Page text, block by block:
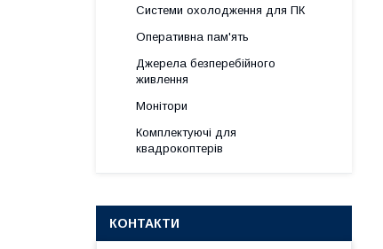
Системи охолодження для ПК
Оперативна пам'ять
Джерела безперебійного
живлення
Монітори
Комплектуючі для
квадрокоптерів
КОНТАКТИ